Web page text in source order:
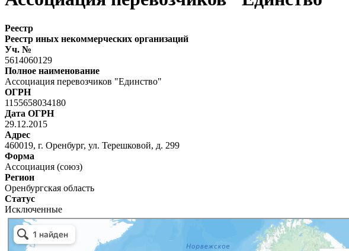
Реестр
Реестр иных некоммерческих организаций
Уч. №
5614060129
Полное наименование
Ассоциация перевозчиков "Единство"
ОГРН
1155658034180
Дата ОГРН
29.12.2015
Адрес
460019, г. Оренбург, ул. Терешковой, д. 299
Форма
Ассоциация (союз)
Регион
Оренбургская область
Статус
Исключенные